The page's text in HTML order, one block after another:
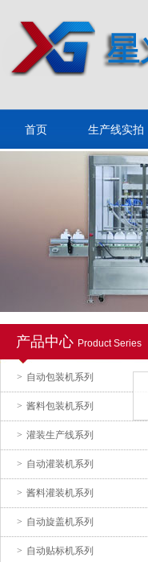
首页 生产线实拍
产品中心 Product Series
> 自动包装机系列
> 酱料包装机系列
> 灌装生产线系列
> 自动灌装机系列
> 酱料灌装机系列
> 自动旋盖机系列
> 自动贴标机系列
产线
高速滴眼液无菌灌装生产线
润滑油灌装生产线